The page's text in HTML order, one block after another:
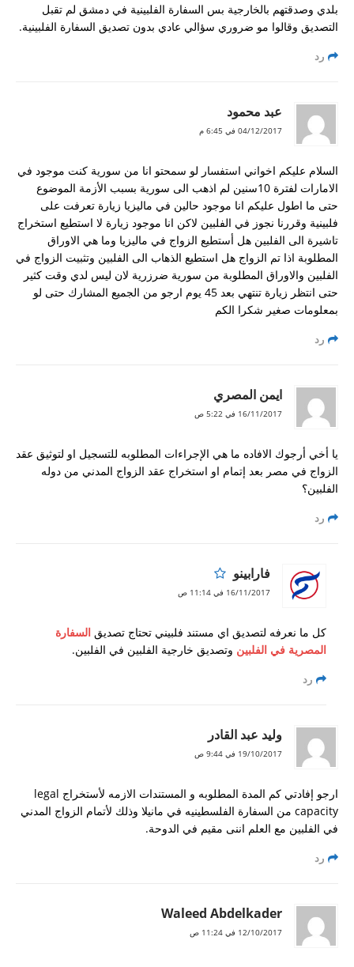
بلدي وصدقتهم بالخارجية بس السفارة الفلبينية في دمشق لم تقبل
التصديق وقالوا مو ضروري سؤالي عادي بدون تصديق السفارة الفلبينية.
رد
عبد محمود
04/12/2017 في 6:45 م
السلام عليكم اخواني استفسار لو سمحتو انا من سورية كنت موجود في
الامارات لفترة 10سنين لم اذهب الى سورية بسبب الأزمة الموضوع
حتى ما اطول عليكم انا موجود حالين في ماليزيا زيارة تعرفت على
فلبينية وقررنا نجوز في الفلبين لاكن انا موجود زيارة لا استطيع استخراج
تاشيرة الى الفلبين هل أستطيع الزواج في ماليزيا وما هي الاوراق
المطلوبة اذا تم الزواج هل استطيع الذهاب الى الفلبين وتثبيت الزواج في
الفلبين والاوراق المطلوبة من سورية ضرزرية لان ليس لدي وقت كثير
حتى انتظر زيارة تنتهي بعد 45 يوم ارجو من الجميع المشارك حتى لو
بمعلومات صغير شكرا الكم
رد
ايمن المصري
16/11/2017 في 5:22 ص
يا أخي أرجوك الافاده ما هي الإجراءات المطلوبه للتسجيل او لتوثيق عقد
الزواج في مصر بعد إتمام او استخراج عقد الزواج المدني من دوله
الفلبين؟
رد
فارابينو
16/11/2017 في 11:14 ص
كل ما نعرفه لتصديق اي مستند فلبيني تحتاج تصديق السفارة
المصرية في الفلبين وتصديق خارجية الفلبين في الفلبين.
رد
وليد عبد القادر
19/10/2017 في 9:44 ص
ارجو إفادتي كم المدة المطلوبه و المستندات الازمه لأستخراج legal
capacity من السفارة الفلسطينيه في مانيلا وذلك لأتمام الزواج المدني
في الفلبين مع العلم اننى مقيم في الدوحة.
رد
Waleed Abdelkader
12/10/2017 في 11:24 ص